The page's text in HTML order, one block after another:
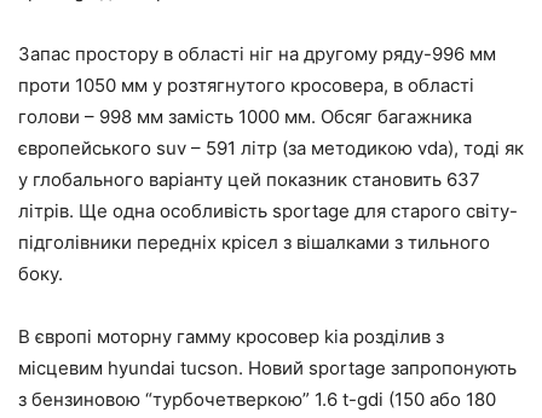
Запас простору в області ніг на другому ряду-996 мм
проти 1050 мм у розтягнутого кросовера, в області
голови – 998 мм замість 1000 мм. Обсяг багажника
європейського suv – 591 літр (за методикою vda), тоді як
у глобального варіанту цей показник становить 637
літрів. Ще одна особливість sportage для старого світу-
підголівники передніх крісел з вішалками з тильного
боку.
В європі моторну гамму кросовер kia розділив з
місцевим hyundai tucson. Новий sportage запропонують
з бензиновою “турбочетверкою” 1.6 t-gdi (150 або 180